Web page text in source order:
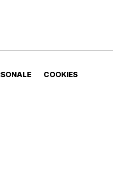
COOKIES